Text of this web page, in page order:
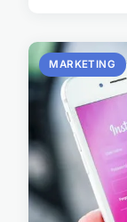
MARKETING